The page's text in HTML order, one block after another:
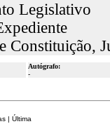
Legislativo
Autógrafo:
-
| Última